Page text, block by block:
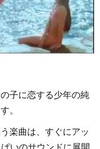
子に恋する少年の純
。
楽曲は、すぐにアッ